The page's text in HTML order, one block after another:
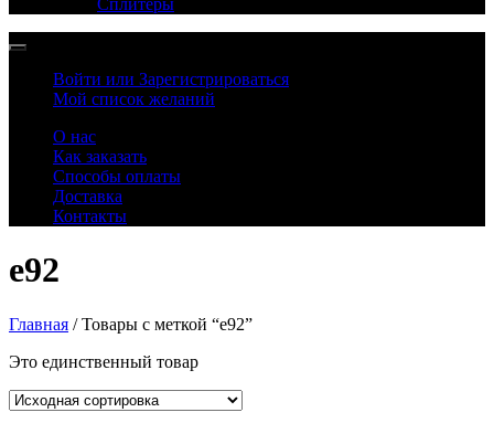
Сплитеры
Войти или Зарегистрироваться
Мой список желаний
О нас
Как заказать
Способы оплаты
Доставка
Контакты
e92
Главная / Товары с меткой “e92”
Это единственный товар